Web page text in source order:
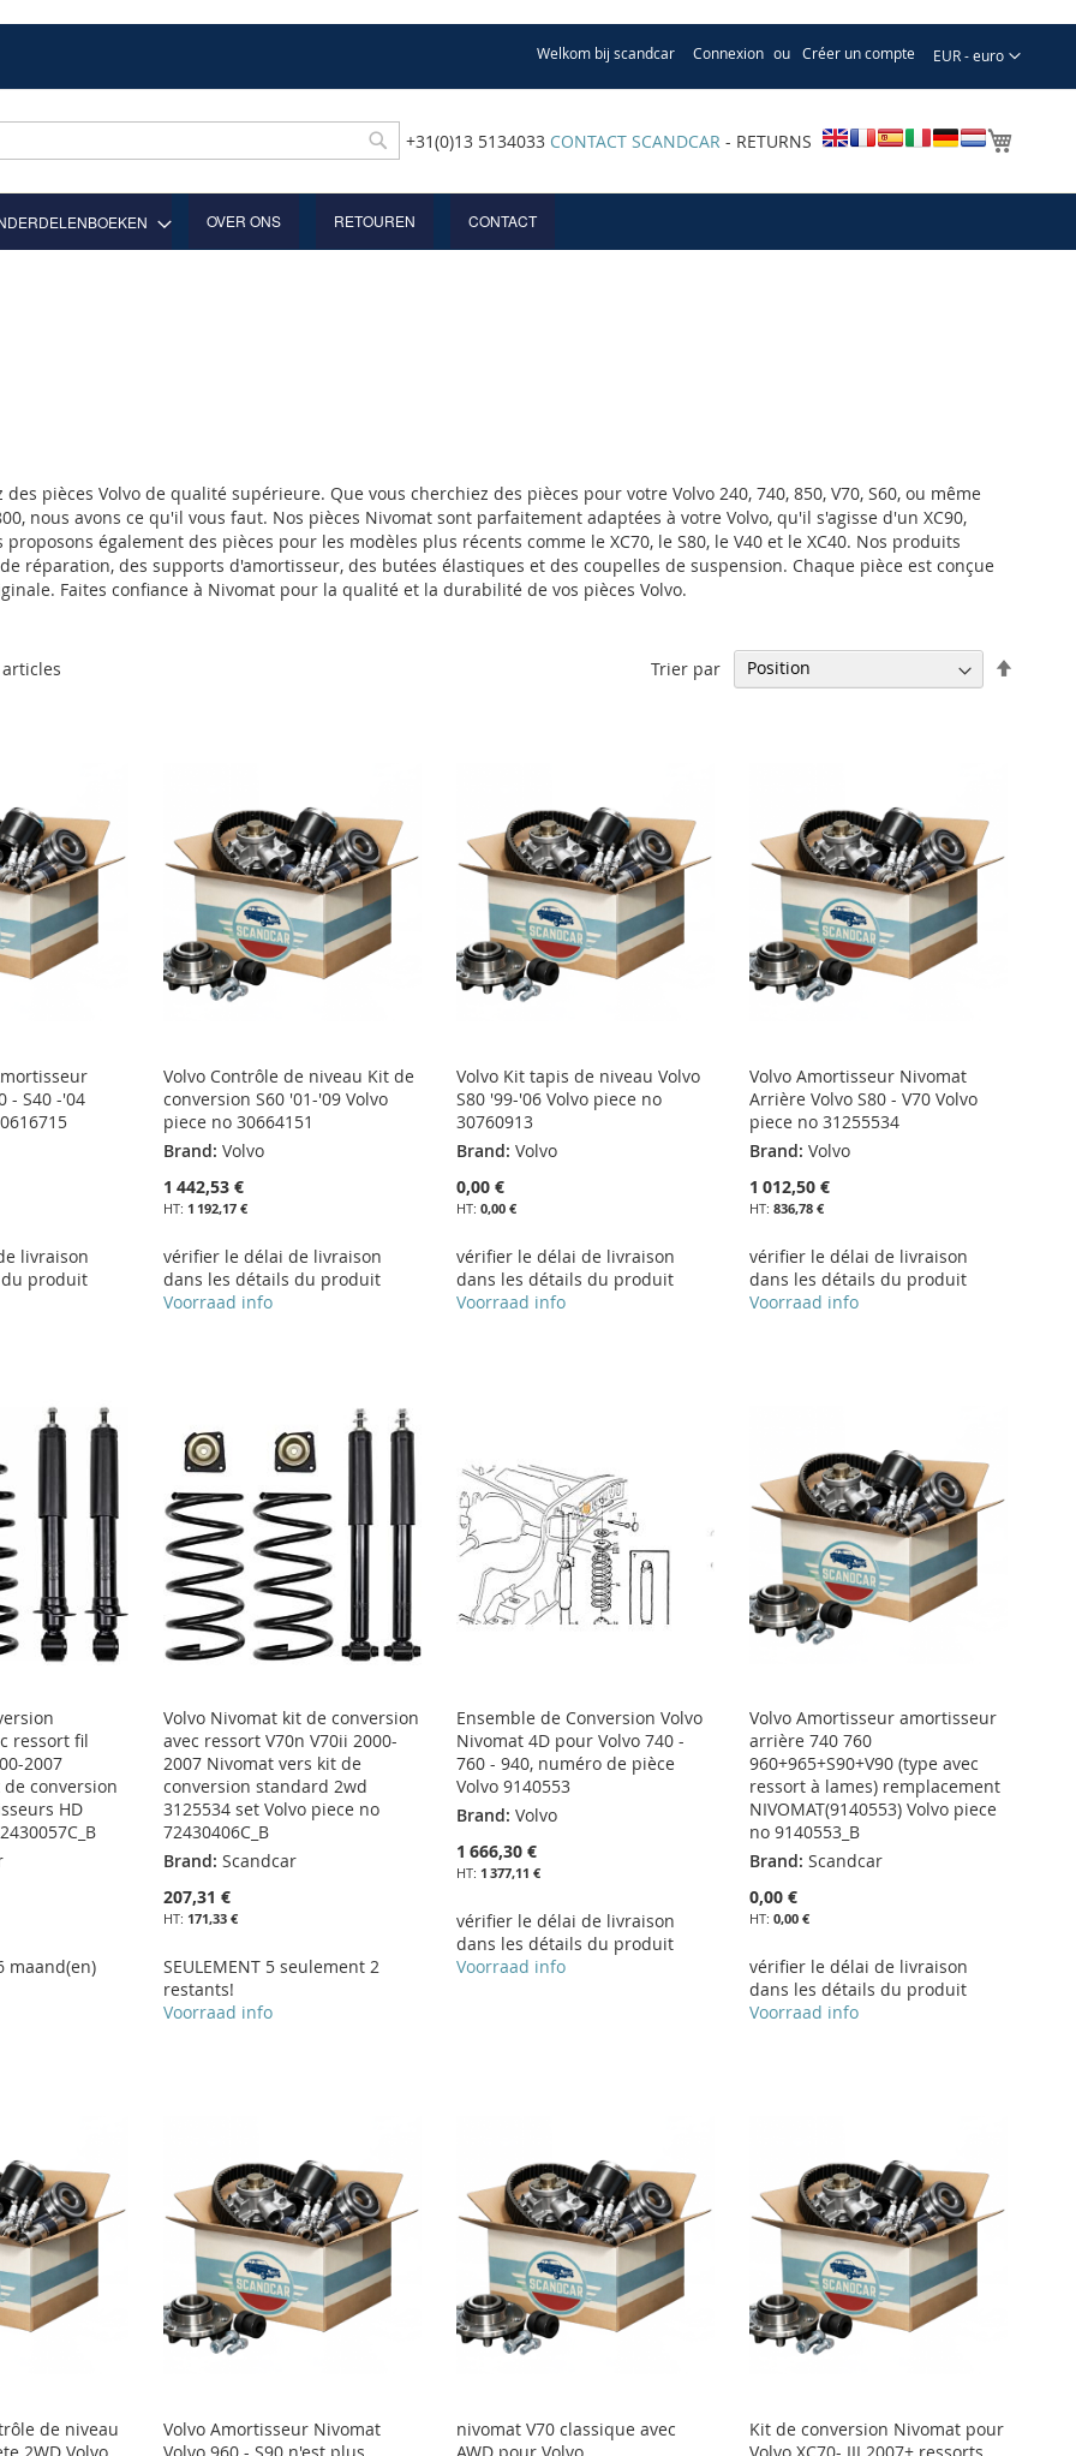
Devise
EUR - euro
Welkom bij scandcar Connexion Créer un compte
+31(0)13 5134033 CONTACT SCANDCAR - RETURNS
OVER ONS RETOUREN CONTACT
pièces Volvo de qualité supérieure. Que vous cherchiez des pièces pour votre Volvo 240, 740, 850, V70, S60, ou même
nous avons ce qu'il vous faut. Nos pièces Nivomat sont parfaitement adaptées à votre Volvo, qu'il s'agisse d'un XC90,
également des pièces pour les modèles plus récents comme le XC70, le S80, le V40 et le XC40. Nos produits
réparation, des supports d'amortisseur, des butées élastiques et des coupelles de suspension. Chaque pièce est conçue
Faites confiance à Nivomat pour la qualité et la durabilité de vos pièces Volvo.
articles Trier par
- S40 -'04
livraison
produit
Volvo Contrôle de niveau Kit de
conversion S60 '01-'09 Volvo
piece no 30664151
Brand: Volvo
1 442,53 €
1 192,17 €
vérifier le délai de livraison
dans les détails du produit
Voorraad info
Volvo Kit tapis de niveau Volvo
S80 '99-'06 Volvo piece no
30760913
Brand: Volvo
0,00 €
0,00 €
vérifier le délai de livraison
dans les détails du produit
Voorraad info
Volvo Amortisseur Nivomat
Arrière Volvo S80 - V70 Volvo
piece no 31255534
Brand: Volvo
1 012,50 €
836,78 €
vérifier le délai de livraison
dans les détails du produit
Voorraad info
ressort fil
2007
conversion
HD
maand(en)
Volvo Nivomat kit de conversion
avec ressort V70n V70ii 2000-
2007 Nivomat vers kit de
conversion standard 2wd
3125534 set Volvo piece no
72430406C_B
Brand: Scandcar
207,31 €
171,33 €
SEULEMENT 5 seulement 2
restants!
Voorraad info
Ensemble de Conversion Volvo
Nivomat 4D pour Volvo 740 -
760 - 940, numéro de pièce
Volvo 9140553
Brand: Volvo
1 666,30 €
1 377,11 €
vérifier le délai de livraison
dans les détails du produit
Voorraad info
Volvo Amortisseur amortisseur
arrière 740 760
960+965+S90+V90 (type avec
ressort à lames) remplacement
NIVOMAT(9140553) Volvo piece
no 9140553_B
Brand: Scandcar
0,00 €
0,00 €
vérifier le délai de livraison
dans les détails du produit
Voorraad info
de niveau
Volvo Amortisseur Nivomat
nivomat V70 classique avec
Kit de conversion Nivomat pour